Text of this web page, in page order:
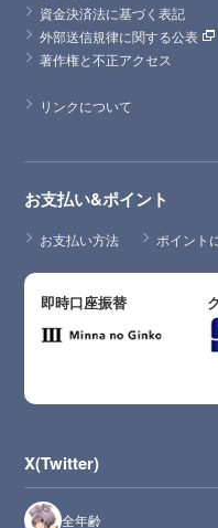
資金決済法に基づく表記
外部送信規律に関する公表
著作権と不正アクセス
リンクについて
お支払い&ポイント
お支払い方法 ポイント
即時口座振替
X(Twitter)
全年齢